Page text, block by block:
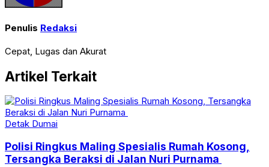
Penulis Redaksi
Cepat, Lugas dan Akurat
Artikel Terkait
Detak Dumai
Polisi Ringkus Maling Spesialis Rumah Kosong,
Tersangka Beraksi di Jalan Nuri Purnama